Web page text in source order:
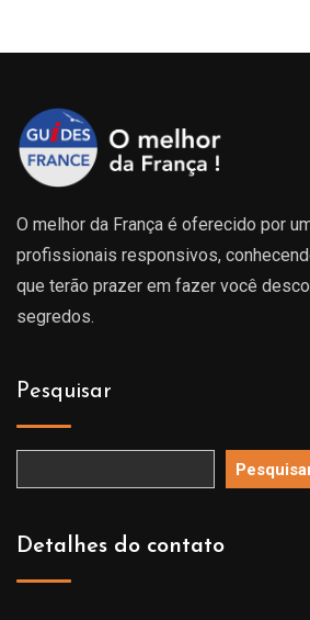
à
O melhor da França é oferecido por
profissionais responsivos,
que terão prazer em fazer você
segredos.
Pesquisar
Detalhes do contato